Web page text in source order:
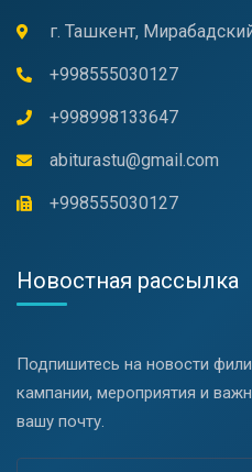
г. Ташкент,
+998555030127
+998998133647
abiturastu@gmail.com
+998555030127
Новостная рассылка
Подпишитесь на новости
кампании, мероприятия и
вашу почту.